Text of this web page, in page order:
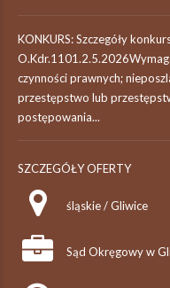
KONKURS: Szczegóły
czynności prawnych;
przestępstwo lub
postępowania...
SZCZEGÓŁY OFERTY
śląskie / Gliwice
Sąd Okręgowy w